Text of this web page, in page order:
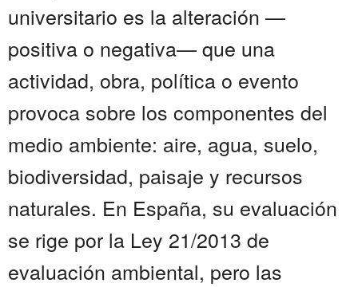
universitario es la alteración —
positiva o negativa— que una
actividad, obra, política o evento
provoca sobre los componentes del
medio ambiente: aire, agua, suelo,
biodiversidad, paisaje y recursos
naturales. En España, su evaluación
se rige por la Ley 21/2013 de
evaluación ambiental, pero las